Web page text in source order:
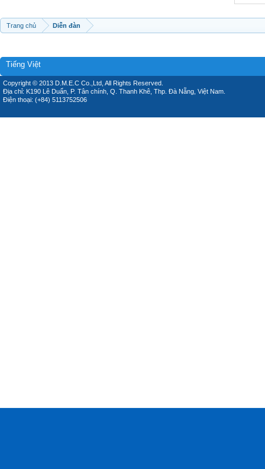
Trang chủ Diễn đàn
Tiếng Việt
Copyright © 2013 D.M.E.C Co.,Ltd, All Rights Reserved.
Địa chỉ: K190 Lê Duẩn, P. Tân chính, Q. Thanh Khê, Thp. Đà Nẵng, Việt Nam.
Điện thoại: (+84) 5113752506